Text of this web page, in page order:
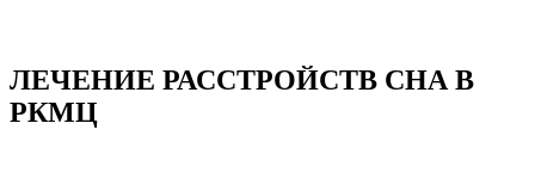
ЛЕЧЕНИЕ РАССТРОЙСТВ СНА В
РКМЦ